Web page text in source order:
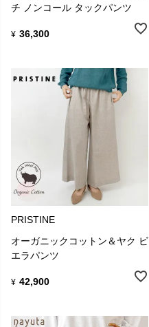
チ ノンコール タックパンツ
¥ 36,300
PRISTINE
オーガニックコットン＆ヤク ビ
エラパンツ
¥ 42,900